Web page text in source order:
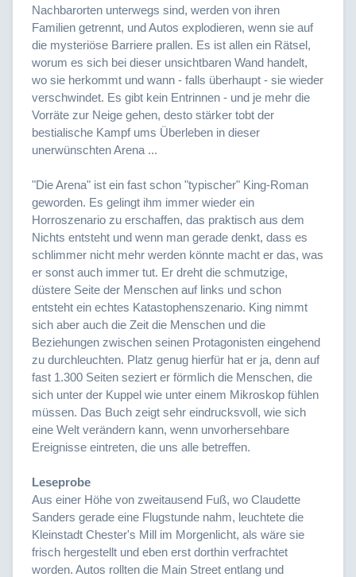
Nachbarorten unterwegs sind, werden von ihren
Familien getrennt, und Autos explodieren, wenn sie auf
die mysteriöse Barriere prallen. Es ist allen ein Rätsel,
worum es sich bei dieser unsichtbaren Wand handelt,
wo sie herkommt und wann - falls überhaupt - sie wieder
verschwindet. Es gibt kein Entrinnen - und je mehr die
Vorräte zur Neige gehen, desto stärker tobt der
bestialische Kampf ums Überleben in dieser
unerwünschten Arena ...
"Die Arena" ist ein fast schon "typischer" King-Roman
geworden. Es gelingt ihm immer wieder ein
Horroszenario zu erschaffen, das praktisch aus dem
Nichts entsteht und wenn man gerade denkt, dass es
schlimmer nicht mehr werden könnte macht er das, was
er sonst auch immer tut. Er dreht die schmutzige,
düstere Seite der Menschen auf links und schon
entsteht ein echtes Katastophenszenario. King nimmt
sich aber auch die Zeit die Menschen und die
Beziehungen zwischen seinen Protagonisten eingehend
zu durchleuchten. Platz genug hierfür hat er ja, denn auf
fast 1.300 Seiten seziert er förmlich die Menschen, die
sich unter der Kuppel wie unter einem Mikroskop fühlen
müssen. Das Buch zeigt sehr eindrucksvoll, wie sich
eine Welt verändern kann, wenn unvorhersehbare
Ereignisse eintreten, die uns alle betreffen.
Leseprobe
Aus einer Höhe von zweitausend Fuß, wo Claudette
Sanders gerade eine Flugstunde nahm, leuchtete die
Kleinstadt Chester's Mill im Morgenlicht, als wäre sie
frisch hergestellt und eben erst dorthin verfrachtet
worden. Autos rollten die Main Street entlang und